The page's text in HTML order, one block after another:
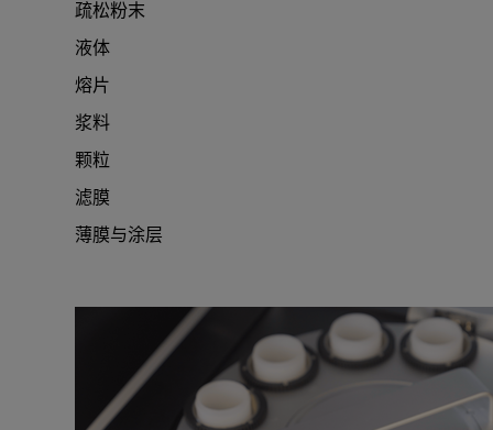
疏松粉末
液体
熔片
浆料
颗粒
滤膜
薄膜与涂层